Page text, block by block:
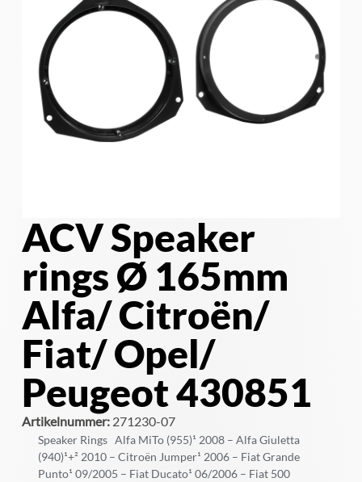
ACV Speaker
rings Ø 165mm
Alfa/ Citroën/
Fiat/ Opel/
Peugeot 430851
Artikelnummer:271230-07
Speaker Rings Alfa MiTo (955)¹ 2008 – Alfa Giuletta
(940)¹+² 2010 – Citroën Jumper¹ 2006 – Fiat Grande
Punto¹ 09/2005 – Fiat Ducato¹ 06/2006 – Fiat 500